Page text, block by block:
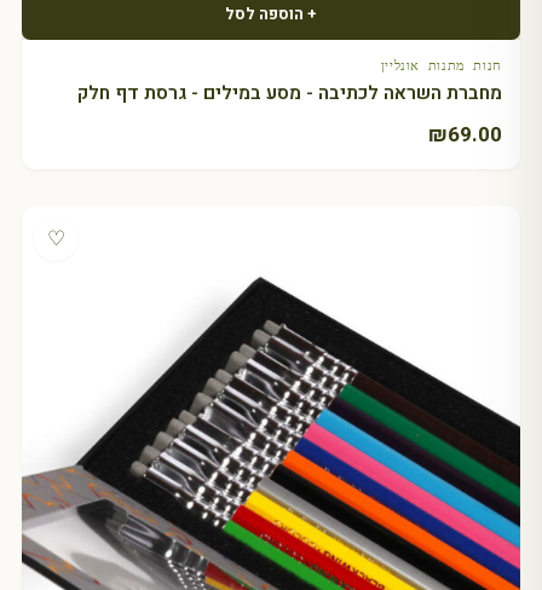
+ הוספה לסל
חנות מתנות אונליין
מחברת השראה לכתיבה - מסע במילים - גרסת דף חלק
₪69.00
♡